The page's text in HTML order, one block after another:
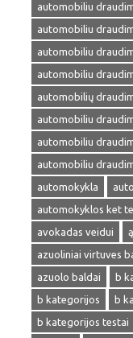
automobiliu
automobiliu
automobiliu
automobiliu
automobilių
automobiliu
automobiliu
automobiliu
automokykla
automokyklos ket
avokadas veidui
azuoliniai virtuves
azuolo baldai
b
b kategorijos
b
b kategorijos testai